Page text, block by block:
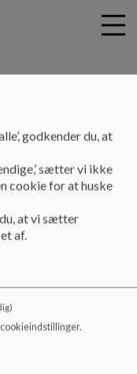
godkender du, at
sætter vi ikke
cookie for at huske
du, at vi sætter
af.